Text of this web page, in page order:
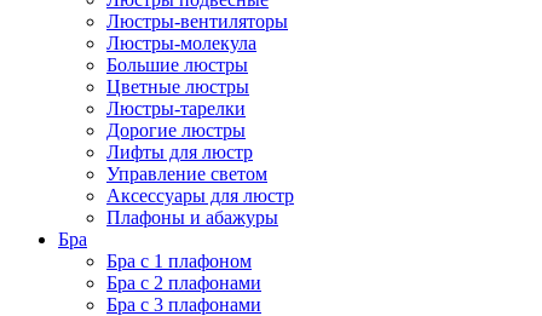
Люстры-вентиляторы
Люстры-молекула
Большие люстры
Цветные люстры
Люстры-тарелки
Дорогие люстры
Лифты для люстр
Управление светом
Аксессуары для люстр
Плафоны и абажуры
Бра
Бра с 1 плафоном
Бра с 2 плафонами
Бра с 3 плафонами